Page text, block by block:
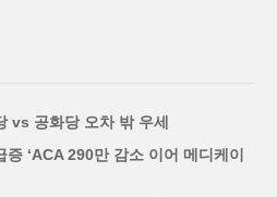
vs 공화당 오차 밖 우세
‘ACA 290만 감소 이어 메디케이